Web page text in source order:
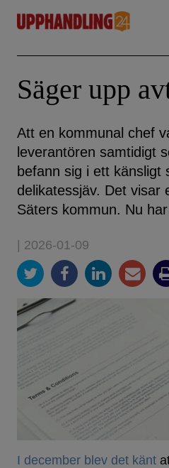
content
Säger upp
Att en kommunal chef
leverantören samtidigt
befann sig i ett känsligt
delikatessjäv. Det visar
Säters kommun. Nu
| 2026-01-09
I december blev det känt